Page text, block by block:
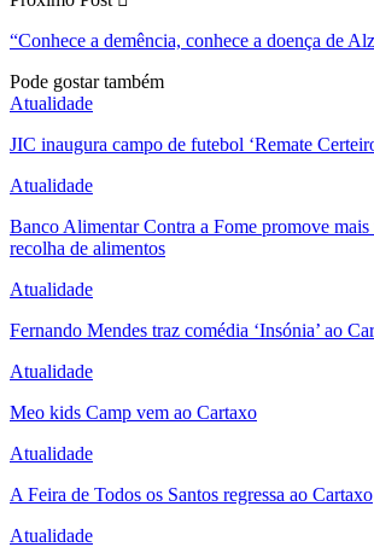
“Conhece a demência, conhece a doença de
Pode gostar também
Atualidade
JIC inaugura campo de futebol ‘Remate
Atualidade
Banco Alimentar Contra a Fome promove mais
recolha de alimentos
Atualidade
Fernando Mendes traz comédia ‘Insónia’ ao
Atualidade
Meo kids Camp vem ao Cartaxo
Atualidade
A Feira de Todos os Santos regressa ao Cartaxo
Atualidade